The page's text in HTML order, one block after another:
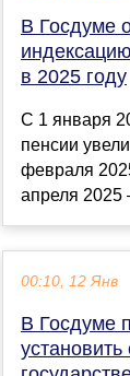
В Госдуме
в 2025 году
С 1 января
пенсии
февраля
апреля 2025
00:10, 12 Янв
В Госдуме
установить